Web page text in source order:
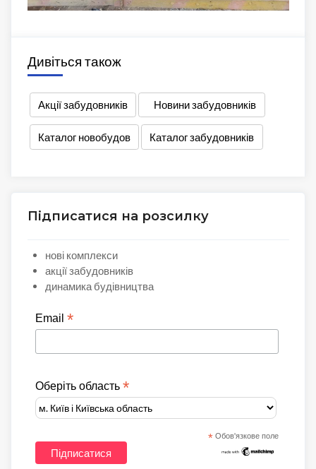
Дивіться також
Акції забудовників Новини забудовників
Каталог новобудов Каталог забудовників
Підписатися на розсилку
нові комплекси
акції забудовників
динамика будівництва
Email *
Оберіть область *
* Обов'язкове поле